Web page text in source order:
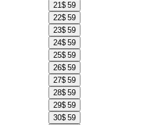
21$ 59
22$ 59
23$ 59
24$ 59
25$ 59
26$ 59
27$ 59
28$ 59
29$ 59
30$ 59